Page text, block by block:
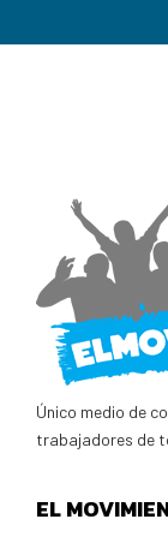
Único medio de
trabajadores de
EL